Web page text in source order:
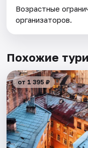
Возрастные
организаторов.
Похожие
от 1 395 ₽